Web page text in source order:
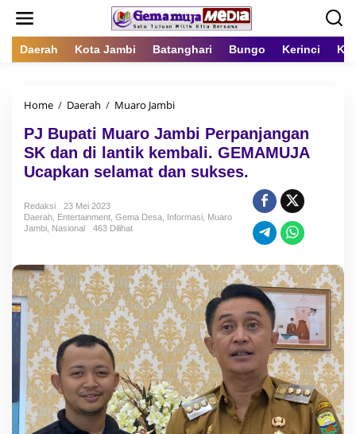
Daerah Kota Jambi Batanghari Bungo Kerinci
Home / Daerah / Muaro Jambi
B
u
p
a
M
r
o
J
a
m
b
i
P
e
r
p
a
PJ Bupati Muaro Jambi Perpanjangan
SK dan di lantik kembali. GEMAMUJA
Ucapkan selamat dan sukses.
Redaksi
23 Mei 2023
Daerah Entertainment Gema Desa Informasi Muaro
Jambi Nasional 463 Dilihat